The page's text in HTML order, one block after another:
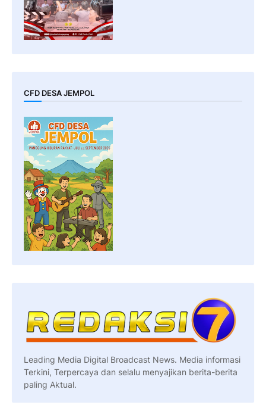
CFD DESA JEMPOL
Leading Media Digital Broadcast News. Media informasi
Terkini, Terpercaya dan selalu menyajikan berita-berita
paling Aktual.